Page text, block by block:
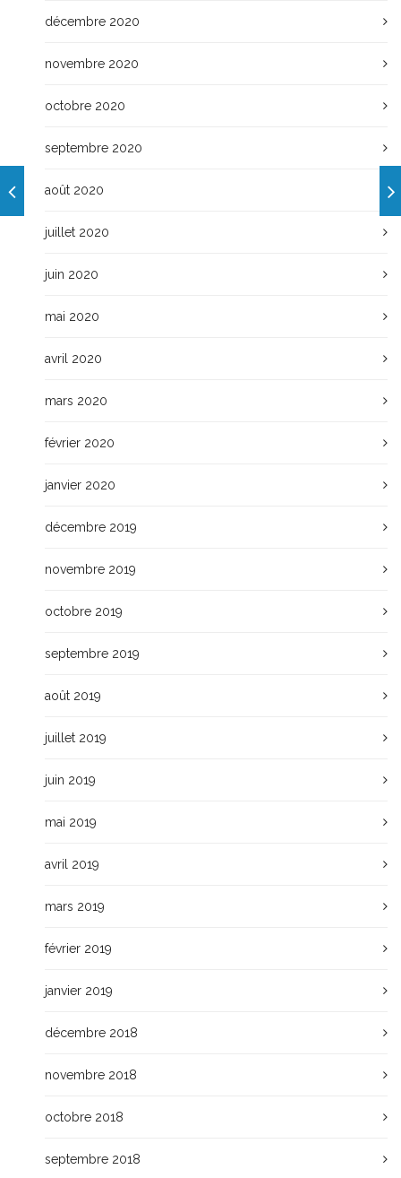
décembre 2020
novembre 2020
octobre 2020
septembre 2020
août 2020
juillet 2020
juin 2020
mai 2020
avril 2020
mars 2020
février 2020
janvier 2020
décembre 2019
novembre 2019
octobre 2019
septembre 2019
août 2019
juillet 2019
juin 2019
mai 2019
avril 2019
mars 2019
février 2019
janvier 2019
décembre 2018
novembre 2018
octobre 2018
septembre 2018